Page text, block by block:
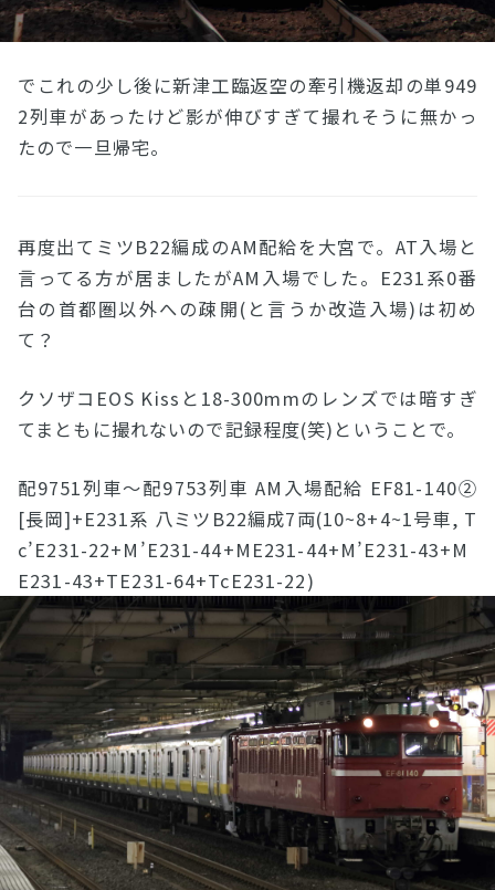
でこれの少し後に新津工臨返空の牽引機返却の単949
2列車があったけど影が伸びすぎて撮れそうに無かっ
たので一旦帰宅。
再度出てミツB22編成のAM配給を大宮で。AT入場と
言ってる方が居ましたがAM入場でした。E231系0番
台の首都圏以外への疎開(と言うか改造入場)は初め
て？
クソザコEOS Kissと18-300mmのレンズでは暗すぎ
てまともに撮れないので記録程度(笑)ということで。
配9751列車〜配9753列車 AM入場配給 EF81-140②
[長岡]+E231系 八ミツB22編成7両(10~8+4~1号車, T
c’E231-22+M’E231-44+ME231-44+M’E231-43+M
E231-43+TE231-64+TcE231-22)